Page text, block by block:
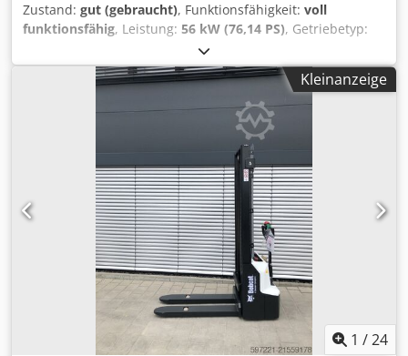
Zustand: gut (gebraucht), Funktionsfähigkeit: voll
funktionsfähig, Leistung: 56 kW (76,14 PS), Getriebetyp:
Diesel
Baujahr:2008, Betriebsstunden:4.871 h, Ausstattung:
Kabine, Palettengabeln, Teleskoplader BOBCAT T2250 Bj.
2008 lt. Zähler 4.871 Stunden 2,2 Tonnen Hubkraft 5 Meter
Hubhöhe 56 KW 2 Stufen Hydrostat nur 198cm Bauhöhe
nur 190cm Baubreite - incl. Gabel - mech. Schnellwechsler
- Zusatzkreis bis Gabelträger - Allrad - 3 Lenkarten -
Joystikbedienung - Rückfahrkamera - Kabine mit Heizung -
Lichtanlage mit Blinker - sofort einsatzbereit Djdjzr En
Iopfx Amrjck - gute Bereifung - incl. Straßenzulassung NL
Verkaufspreis: 21.900,-- netto Auch günstige Zustellung
möglich! Gegen Aufzahlung auch mit neuer Schaufel oder
neuen Arbeitskorb!
Kleinanzeige
1 /24